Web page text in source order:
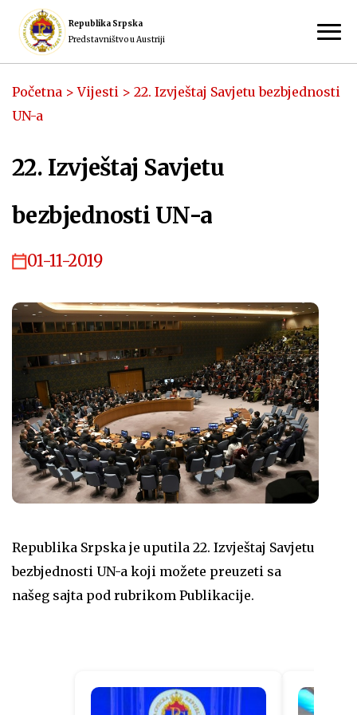
Republika Srpska
Predstavništvo u Austriji
Početna >Vijesti > 22. Izvještaj Savjetu bezbjednosti
UN-a
22. Izvještaj Savjetu
bezbjednosti UN-a
01-11-2019
Republika Srpska je uputila 22. Izvještaj Savjetu
bezbjednosti UN-a koji možete preuzeti sa
našeg sajta pod rubrikom Publikacije.